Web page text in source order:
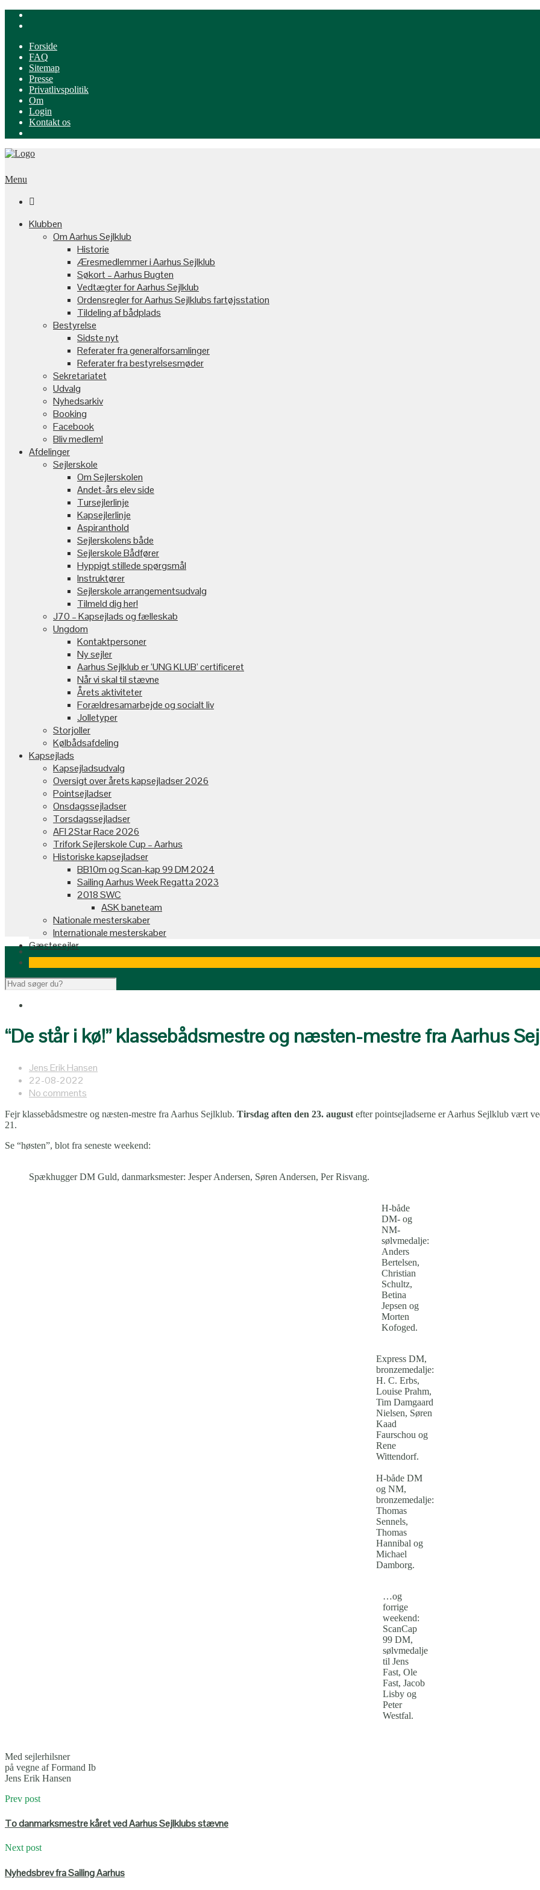
Forside
FAQ
Sitemap
Presse
Privatlivspolitik
Om
Login
Kontakt os
Menu

Klubben
Om Aarhus Sejlklub
Historie
Æresmedlemmer i Aarhus Sejlklub
Søkort – Aarhus Bugten
Vedtægter for Aarhus Sejlklub
Ordensregler for Aarhus Sejlklubs fartøjsstation
Tildeling af bådplads
Bestyrelse
Sidste nyt
Referater fra generalforsamlinger
Referater fra bestyrelsesmøder
Sekretariatet
Udvalg
Nyhedsarkiv
Booking
Facebook
Bliv medlem!
Afdelinger
Sejlerskole
Om Sejlerskolen
Andet-års elev side
Tursejlerlinje
Kapsejlerlinje
Aspiranthold
Sejlerskolens både
Sejlerskole Bådfører
Hyppigt stillede spørgsmål
Instruktører
Sejlerskole arrangementsudvalg
Tilmeld dig her!
J70 – Kapsejlads og fælleskab
Ungdom
Kontaktpersoner
Ny sejler
Aarhus Sejlklub er ‘UNG KLUB’ certificeret
Når vi skal til stævne
Årets aktiviteter
Forældresamarbejde og socialt liv
Jolletyper
Storjoller
Kølbådsafdeling
Kapsejlads
Kapsejladsudvalg
Oversigt over årets kapsejladser 2026
Pointsejladser
Onsdagssejladser
Torsdagssejladser
AFI 2Star Race 2026
Trifork Sejlerskole Cup – Aarhus
Historiske kapsejladser
BB10m og Scan-kap 99 DM 2024
Sailing Aarhus Week Regatta 2023
2018 SWC
ASK baneteam
Nationale mesterskaber
Internationale mesterskaber
Gæstesejler
“De står i kø!” klassebådsmestre og næsten-mestre fra Aarhus
Jens Erik Hansen
22-08-2022
No comments
Fejr klassebådsmestre og næsten-mestre fra Aarhus Sejlklub. Tirsdag aften den 23. august efter pointsejladserne er Aarhus Sejlklub vært
21.
Se “høsten”, blot fra seneste weekend:
Spækhugger DM Guld, danmarksmester: Jesper Andersen, Søren Andersen, Per Risvang.
H-både
DM- og
NM-
sølvmedalje:
Anders
Bertelsen,
Christian
Schultz,
Betina
Jepsen og
Morten
Kofoged.
Express DM,
bronzemedalje:
H. C. Erbs,
Louise Prahm,
Tim Damgaard
Nielsen, Søren
Kaad
Faurschou og
Rene
Wittendorf.
H-både DM
og NM,
bronzemedalje:
Thomas
Sennels,
Thomas
Hannibal og
Michael
Damborg.
…og
forrige
weekend:
ScanCap
99 DM,
sølvmedalje
til Jens
Fast, Ole
Fast, Jacob
Lisby og
Peter
Westfal.
Med sejlerhilsner
på vegne af Formand Ib
Jens Erik Hansen
Prev post
To danmarksmestre kåret ved Aarhus Sejlklubs stævne
Next post
Nyhedsbrev fra Sailing Aarhus